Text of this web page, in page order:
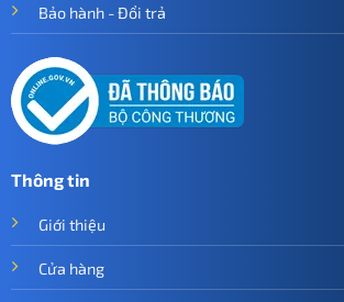
Bảo hành - Đổi trả
Thông tin
Giới thiệu
Cửa hàng